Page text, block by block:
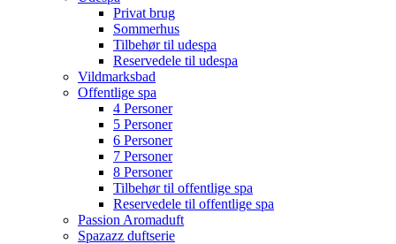
Privat brug
Sommerhus
Tilbehør til udespa
Reservedele til udespa
Vildmarksbad
Offentlige spa
4 Personer
5 Personer
6 Personer
7 Personer
8 Personer
Tilbehør til offentlige spa
Reservedele til offentlige spa
Passion Aromaduft
Spazazz duftserie